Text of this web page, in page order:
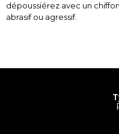
dépoussiérez avec un
abrasif ou agressif.